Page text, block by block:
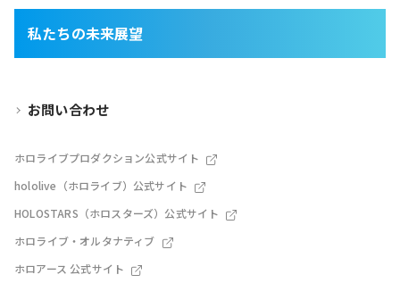
私たちの未来展望
お問い合わせ
ホロライブプロダクション公式サイト
hololive（ホロライブ）公式サイト
HOLOSTARS（ホロスターズ）公式サイト
ホロライブ・オルタナティブ
ホロアース 公式サイト